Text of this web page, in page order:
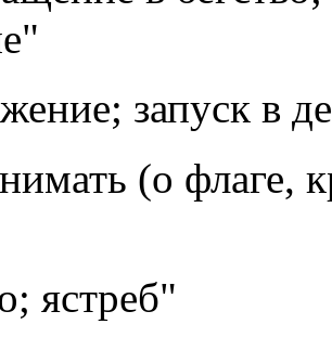
запуск в
(о флаге,
ястреб"